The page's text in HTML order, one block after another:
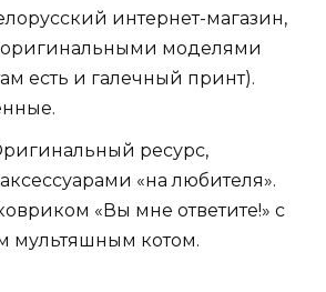
интернет-магазин,
моделями
есть и галечный принт).
ресурс,
«на любителя».
«Вы мне ответите!» с
мультяшным котом.